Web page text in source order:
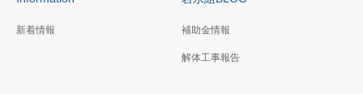
新着情報 補助金情報
解体工事報告